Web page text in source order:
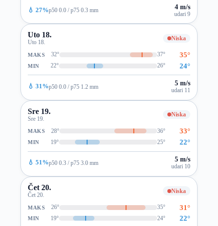
💧 27%p50 0.0 / p75 0.3 mm 4 m/s
udari 9
Uto 18.
Uto 18.
Niska
MAKS 32° 37° 35°
MIN 22° 26° 24°
💧 31%p50 0.0 / p75 1.2 mm 5 m/s
udari 11
Sre 19.
Sre 19.
Niska
MAKS 28° 36° 33°
MIN 19° 25° 22°
💧 51%p50 0.3 / p75 3.0 mm 5 m/s
udari 10
Čet 20.
Čet 20.
Niska
MAKS 26° 35° 31°
MIN 19° 24° 22°